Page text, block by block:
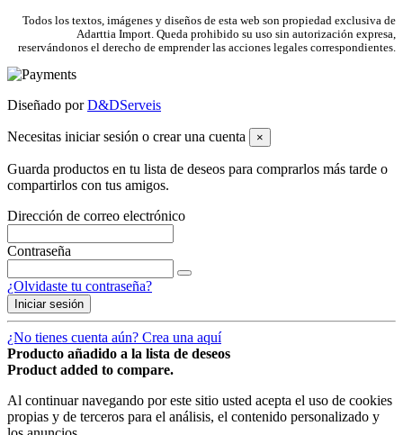
Todos los textos, imágenes y diseños de esta web son propiedad exclusiva de
Adarttia Import. Queda prohibido su uso sin autorización expresa,
reservándonos el derecho de emprender las acciones legales correspondientes.
Diseñado porD&DServeis
Necesitas iniciar sesión o crear una cuenta ×
Guarda productos en tu lista de deseos para comprarlos más tarde o
compartirlos con tus amigos.
Dirección de correo electrónico
Contraseña
¿Olvidaste tu contraseña?
Iniciar sesión
¿No tienes cuenta aún? Crea una aquí
Producto añadido a la lista de deseos
Product added to compare.
Al continuar navegando por este sitio usted acepta el uso de cookies
propias y de terceros para el análisis, el contenido personalizado y